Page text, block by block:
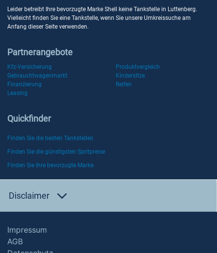
Leider betreibt Ihre bevorzugte Marke Shell keine Tankstelle in Luttenberg.
Vielleicht finden Sie eine Tankstelle, wenn Sie unsere Umkreissuche am
Anfang dieser Seite verwenden.
Partnerangebote
Kfz-Versicherung
Produktvergleich
Gebrauchtwagenmarkt
Kindersitze
Finanzierung
Reifen
Leasing
Quickfinder
Finden Sie die besten Tankstellen
Finden Sie die günstigsten Spritpreise
Finden Sie Ihre bevorzugte Marke
Disclaimer
Impressum
AGB